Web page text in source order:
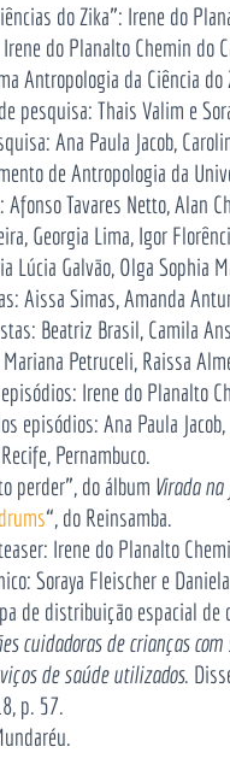
do Zika”: Irene do
Irene do Planalto Chemin do
Antropologia da Ciência
pesquisa: Thais Valim e
Ana Paula Jacob,
de Antropologia da
Tavares Netto,Alan
, Georgia Lima, Igor
Lúcia Galvão, Olga Sophia
Aissa Simas, Amanda
Beatriz Brasil, Camila
Petruceli, Raissa
Irene do Planalto
episódios: Ana Paula
Pernambuco.
perder”, do álbum Virada na
“, do Reinsamba.
Irene do Planalto
Soraya Fleischer e
de distribuição espacial de
cuidadoras de crianças
de saúde utilizados.
p. 57.